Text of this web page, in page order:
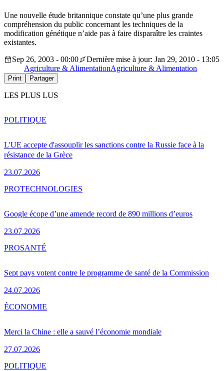
Une nouvelle étude britannique constate qu’une plus grande
compréhension du public concernant les techniques de la
modification génétique n’aide pas à faire disparaître les craintes
existantes.
Sep 26, 2003 - 00:00
Dernière mise à jour: Jan 29, 2010 - 13:05
Agriculture & AlimentationAgriculture & Alimentation
Print Partager
LES PLUS LUS
L'UE accepte d'assouplir les sanctions contre la Russie face à la
résistance de la Grèce
23.07.2026
POLITIQUE
Google écope d’une amende record de 890 millions d’euros
23.07.2026
PROTECHNOLOGIES
Sept pays votent contre le programme de santé de la Commission
24.07.2026
PROSANTÉ
Merci la Chine : elle a sauvé l’économie mondiale
27.07.2026
ÉCONOMIE
POLITIQUE